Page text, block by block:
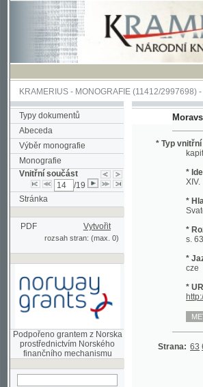
KRAMERIUS-MONOGRAFIE(11412/2997698) -M
Typy dokumentů
Abeceda
Výběr monografie
Monografie
Vnitřní součást
/19
Stránka
PDF Vytvořit
rozsah stran: (max. 0)
Podpořeno grantem z Norska
prostřednictvím Norského
finančního mechanismu
Pokročilé vyhledávání
Moravská
* Typ vnitřní
kapitola
*
* Hlavní
*
* Jazyk:
http://